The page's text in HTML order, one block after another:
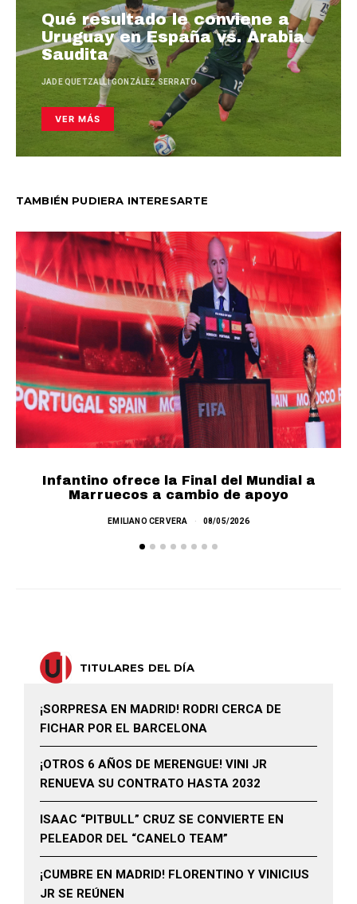
Qué resultado le conviene a
Uruguay en España vs. Arabia
Saudita
JADE QUETZALLI GONZÁLEZ SERRATO
VER MÁS
TAMBIÉN PUDIERA INTERESARTE
Infantino ofrece la Final del Mundial a
Marruecos a cambio de apoyo
EMILIANO CERVERA 08/05/2026
TITULARES DEL DÍA
¡SORPRESA EN MADRID! RODRI CERCA DE
FICHAR POR EL BARCELONA
¡OTROS 6 AÑOS DE MERENGUE! VINI JR
RENUEVA SU CONTRATO HASTA 2032
ISAAC “PITBULL” CRUZ SE CONVIERTE EN
PELEADOR DEL “CANELO TEAM”
¡CUMBRE EN MADRID! FLORENTINO Y VINICIUS
JR SE REÚNEN